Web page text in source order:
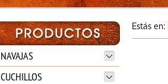
NAVAJAS
CUCHILLOS
Estás en: